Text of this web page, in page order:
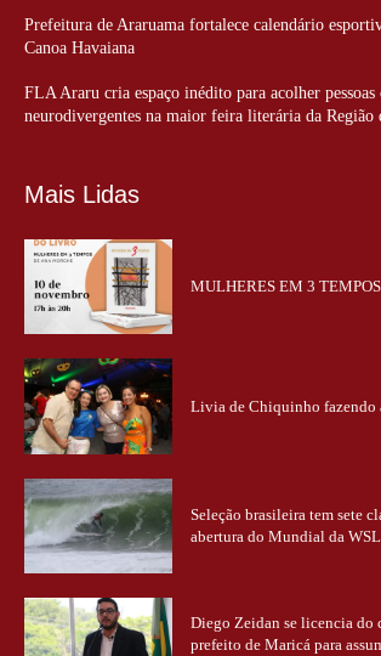
Prefeitura de Araruama fortalece calendário
Canoa Havaiana
FLA Araru cria espaço inédito para acolher
neurodivergentes na maior feira literária da Região
Mais Lidas
MULHERES EM 3 TEMPOS
Livia de Chiquinho fazendo
Seleção brasileira tem sete
abertura do Mundial da
Diego Zeidan se licencia do
prefeito de Maricá para